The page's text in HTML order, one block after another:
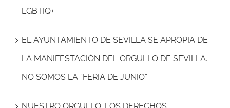
LGBTIQ+
EL AYUNTAMIENTO DE SEVILLA SE APROPIA DE
LA MANIFESTACIÓN DEL ORGULLO DE SEVILLA.
NO SOMOS LA “FERIA DE JUNIO”.